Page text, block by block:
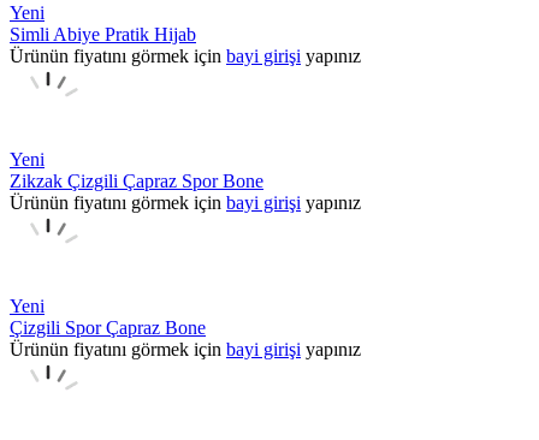
Yeni
Simli Abiye Pratik Hijab
Ürünün fiyatını görmek için bayi girişi yapınız
Yeni
Zikzak Çizgili Çapraz Spor Bone
Ürünün fiyatını görmek için bayi girişi yapınız
Yeni
Çizgili Spor Çapraz Bone
Ürünün fiyatını görmek için bayi girişi yapınız